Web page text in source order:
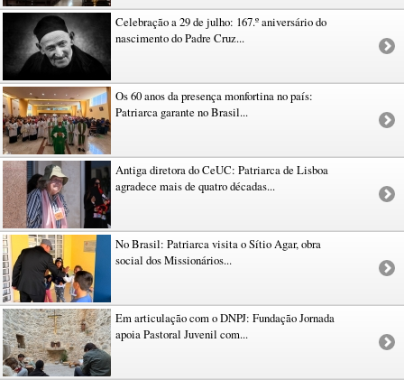
Celebração a 29 de julho: 167.º aniversário do
nascimento do Padre Cruz...
Os 60 anos da presença monfortina no país:
Patriarca garante no Brasil...
Antiga diretora do CeUC: Patriarca de Lisboa
agradece mais de quatro décadas...
No Brasil: Patriarca visita o Sítio Agar, obra
social dos Missionários...
Em articulação com o DNPJ: Fundação Jornada
apoia Pastoral Juvenil com...